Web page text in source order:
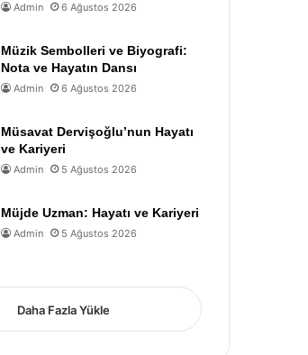
Admin 6 Ağustos 2026
Müzik Sembolleri ve Biyografi:
Nota ve Hayatın Dansı
Admin 6 Ağustos 2026
Müsavat Dervişoğlu’nun Hayatı
ve Kariyeri
Admin 5 Ağustos 2026
Müjde Uzman: Hayatı ve Kariyeri
Admin 5 Ağustos 2026
Daha Fazla Yükle